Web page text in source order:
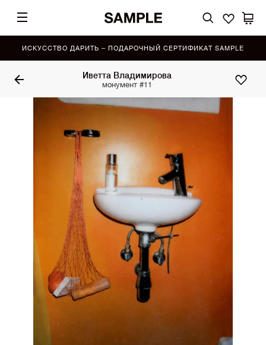
ИСКУССТВО ДАРИТЬ – ПОДАРОЧНЫЙ СЕРТИФИКАТ SAMPLE
Иветта Владимирова
монумент #11